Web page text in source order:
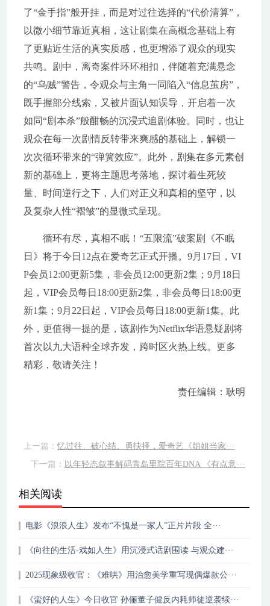
了“金手指”般开挂，而是对过往选择的“代价清算”，
以微小细节靠近真相，这让剧集在高概念基础上有
了更贴近生活的真实质感，也更增添了观众的现实
共鸣。剧中，离奇案件环环相扣，伴随着充满悬念
的“乌贼”警告，令观众与主角一同陷入“信息茧房”，
既手握部分线索，又被片面认知误导，开启着一次
如同“剧本杀”般酣畅的沉浸式追剧体验。同时，也让
观众在每一次剧情反转带来爽感的基础上，解锁一
次次循环带来的“弹簧效应”。此外，剧集在多元素创
新的基础上，更将主题思考落地，探讨着生死较
量、时间逆行之下，人们对正义和真相的坚守，以
及复杂人性“褶皱”的显微式呈现。
循环有尽，真相不眠！“五限流”破案剧《不眠
日》将于今日12点在爱奇艺正式开播。9月17日，VI
P会员12:00更新5集，非会员12:00更新2集；9月18日
起，VIP会员每日18:00更新2集，非会员每日18:00更
新1集；9月22日起，VIP会员每日18:00更新1集。此
外，更值得一提的是，该剧作为Netflix华语悬疑剧将
首次以九大语种全球齐发，跨时区火热上线。更多
精彩，敬请关注！
责任编辑：耿明
上一篇：忆过往、破心结、勇抉择，爱奇艺《姐姐当家···
下一篇： 以年轻态叙事解码青岛里院百年DNA 《有点意···
相关阅读
电影《浪浪人生》发布“不愧是一家人”正片片段 全···
《向往的生活-戏如人生》用沉浸式话剧围读 与观众建···
2025现象级收官：《难哄》用治愈美学重写现偶爆款公···
《蛮好的人生》今日收官 孙俪董子健反内耗师徒逆袭续···